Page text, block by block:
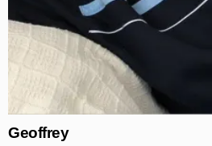
Geoffrey